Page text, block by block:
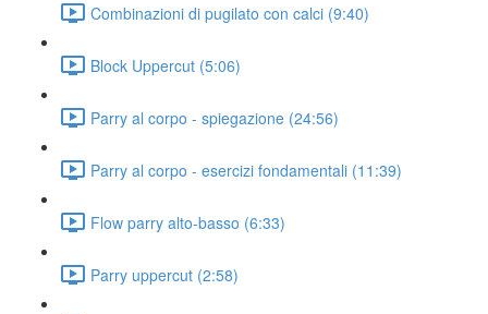
Combinazioni di pugilato con calci (9:40)
Block Uppercut (5:06)
Parry al corpo - spiegazione (24:56)
Parry al corpo - esercizi fondamentali (11:39)
Flow parry alto-basso (6:33)
Parry uppercut (2:58)